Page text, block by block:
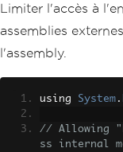
Limiter l'accès à
assemblies
l'assembly.
using System .
// Allowing
ss internal